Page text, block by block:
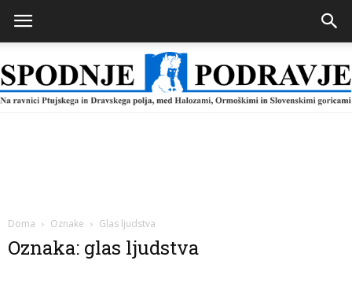
Doma Oznake Glas ljudstva
Oznaka: glas ljudstva